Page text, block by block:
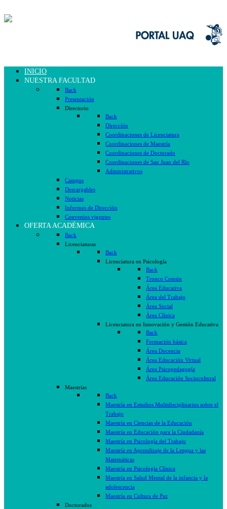
INICIO
NUESTRA FACULTAD
Back
Presentación
Directorio
Back
Dirección
Coordinaciones de Licenciatura
Coordinaciones de Maestría
Coordinaciones de Doctorado
Coordinaciones de San Juan del Río
Administrativos
Campus
Descargables
Noticias
Informes de Dirección
Convenios vigentes
OFERTA ACADÉMICA
Back
Licenciaturas
Back
Licenciatura en Psicología
Back
Tronco Común
Área Educativa
Área del Trabajo
Área Social
Área Clínica
Licenciatura en Innovación y Gestión Educativa
Back
Formación básica
Área Docencia
Área Educación Virtual
Área Psicopedagogía
Área Educación Sociocultural
Maestrías
Back
Maestría en Estudios Multidisciplinarios sobre el
Trabajo
Maestría en Ciencias de la Educación
Maestría en Educación para la Ciudadanía
Maestría en Psicología del Trabajo
Maestría en Aprendizaje de la Lengua y las
Matemáticas
Maestría en Psicología Clínica
Maestría en Salud Mental de la infancia y la
adolescencia
Maestría en Cultura de Paz
Doctorados